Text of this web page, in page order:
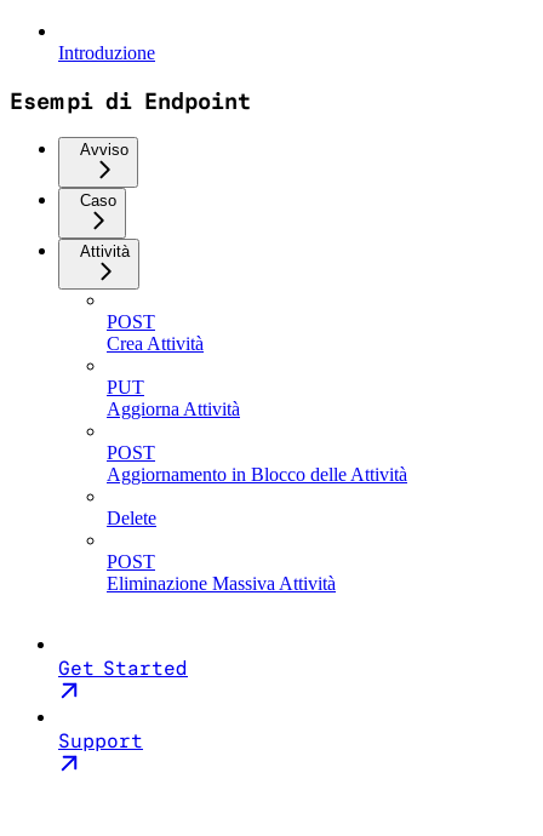
Introduzione
Esempi di Endpoint
Avviso
Caso
Attività
POST
Crea Attività
PUT
Aggiorna Attività
POST
Aggiornamento in Blocco delle Attività
Delete
POST
Eliminazione Massiva Attività
Get Started
Support